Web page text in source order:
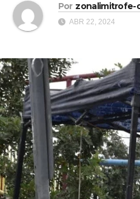
Por zonalimitrofe-
ABR 22, 2024